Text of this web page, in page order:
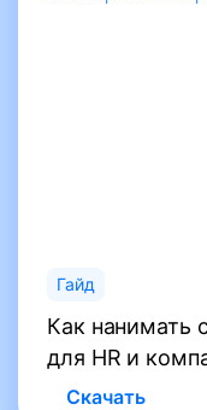
Гайд
Как нанимать
для HR и
Скачать